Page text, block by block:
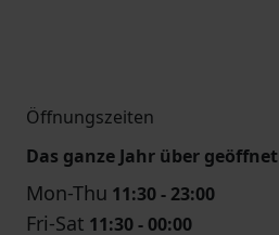
Öffnungszeiten
Das ganze Jahr über geöffnet
Mon-Thu 11:30 - 23:00
Fri-Sat 11:30 - 00:00